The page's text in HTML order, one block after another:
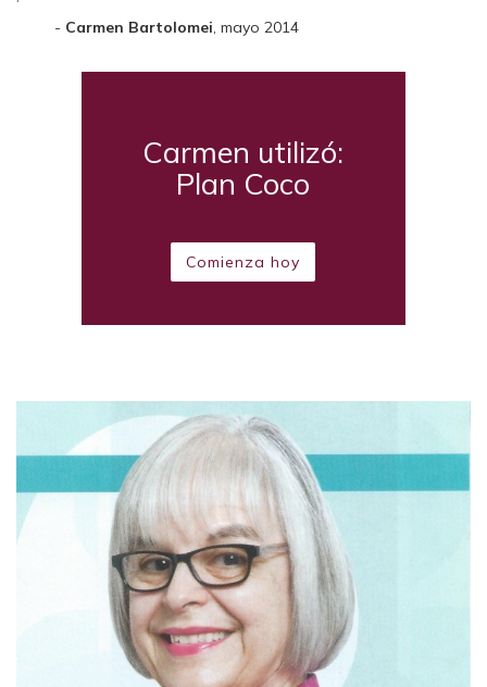
Carmen Bartolomei, mayo 2014
Carmen utilizó:
Plan Coco
Comienza hoy